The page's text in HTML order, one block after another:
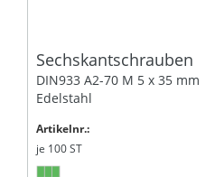
Sechskantschrauben
DIN933 A2-70 M 5 x 35 mm
Edelstahl
Artikelnr.:
je 100ST